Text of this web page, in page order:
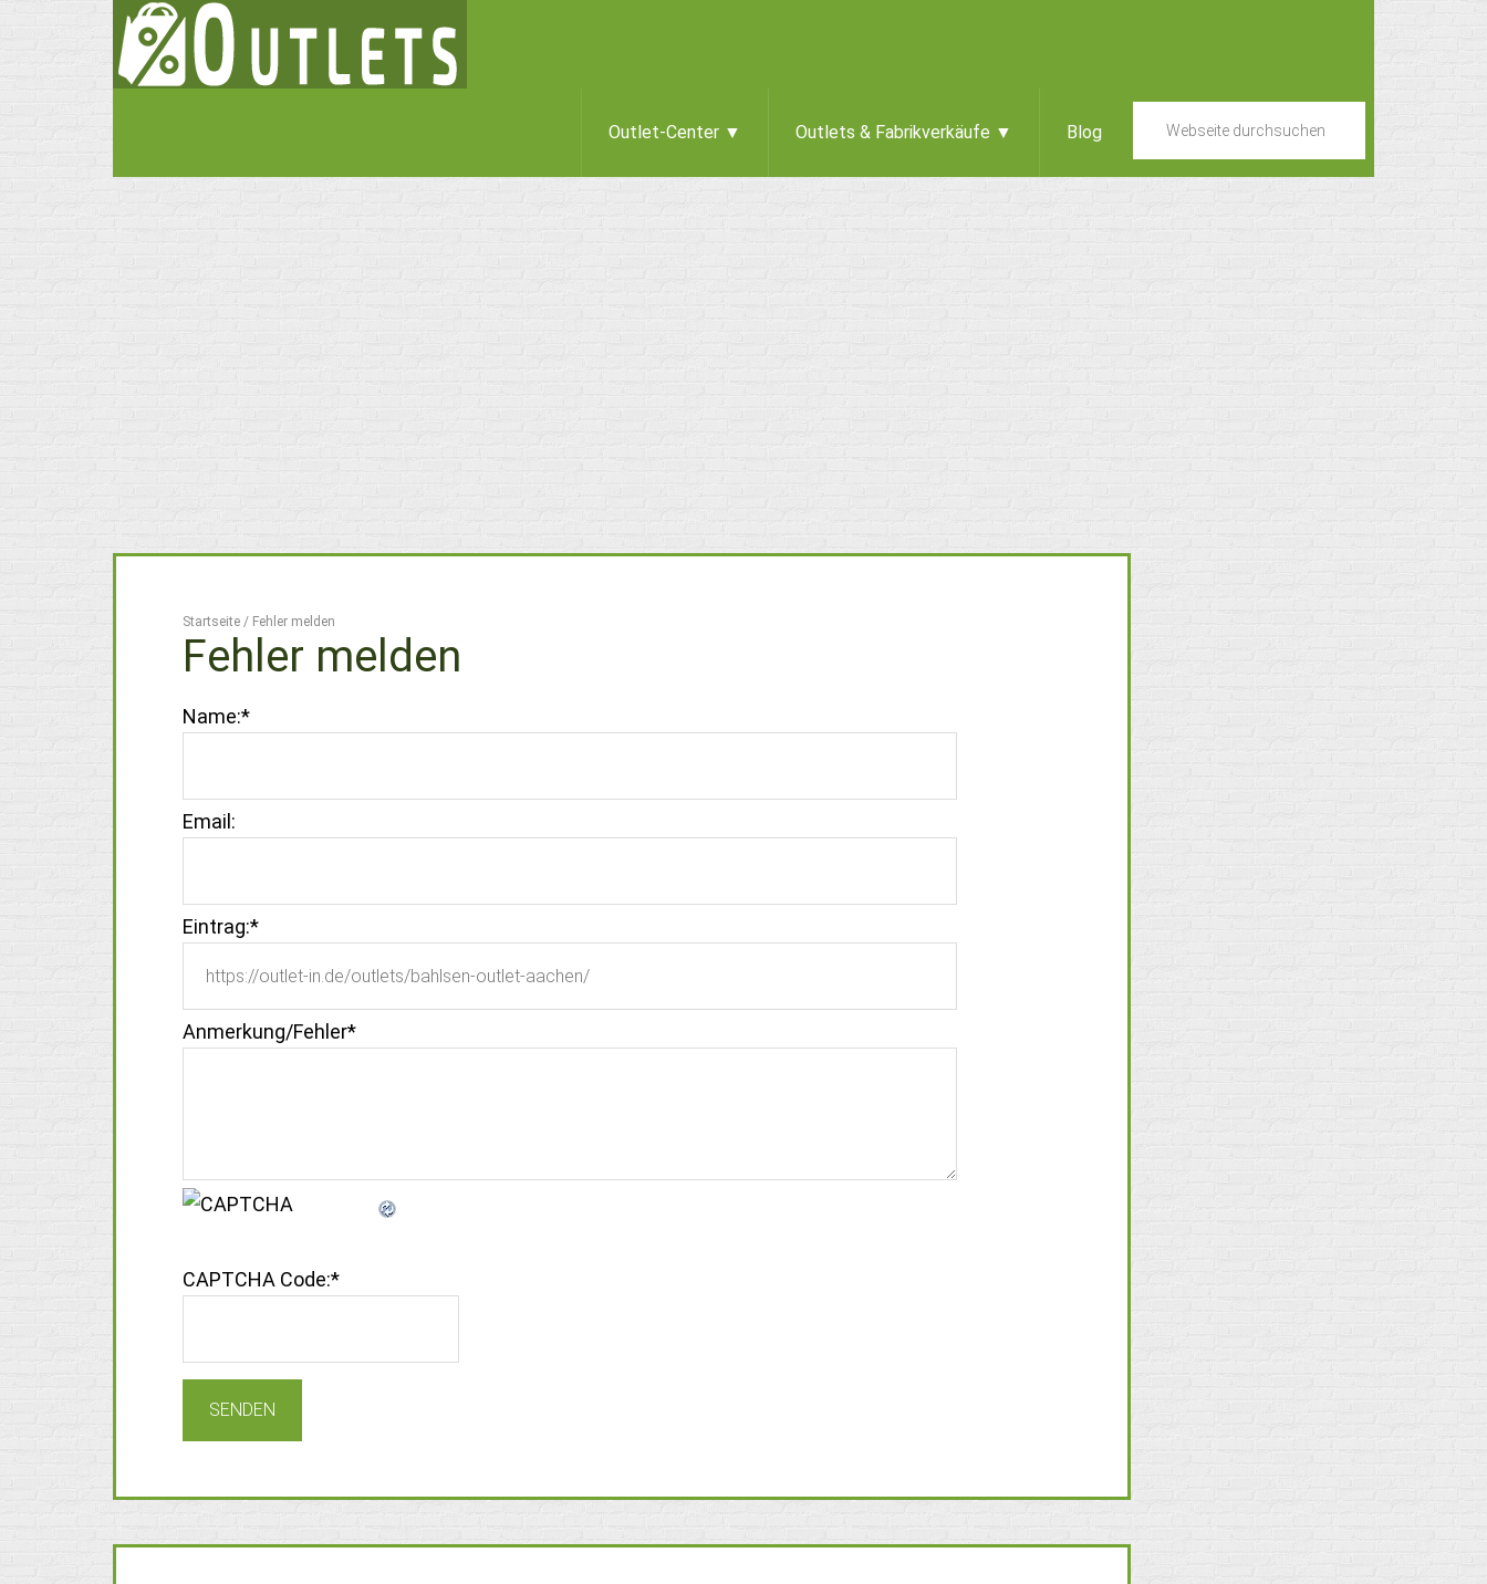
Outlet-Center ▼ Outlets & Fabrikverkäufe ▼ Blog
Startseite / Fehler melden
Fehler melden
Name:*
Email:
Eintrag:*
Anmerkung/Fehler*
CAPTCHA Code:*